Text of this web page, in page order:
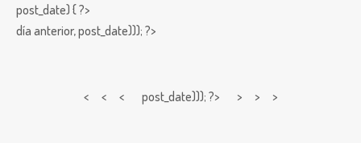
post_date) { ?>
día anterior,post_date))); ?>
< < < post_date))); ?> > > >